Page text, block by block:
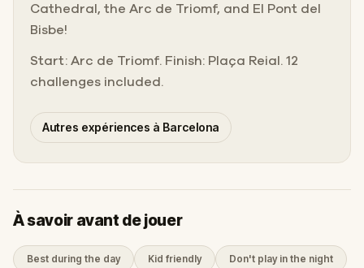
Cathedral, the Arc de Triomf, and El Pont del
Bisbe!
Start: Arc de Triomf. Finish: Plaça Reial. 12
challenges included.
Autres expériences à Barcelona
À savoir avant de jouer
Best during the day Kid friendly Don't play in the night